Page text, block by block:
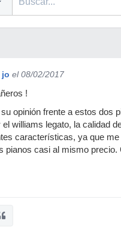
jo el 08/02/2017
!
opinión frente a estos dos
williams legato, la calidad
características, ya que me
pianos casi al mismo precio.